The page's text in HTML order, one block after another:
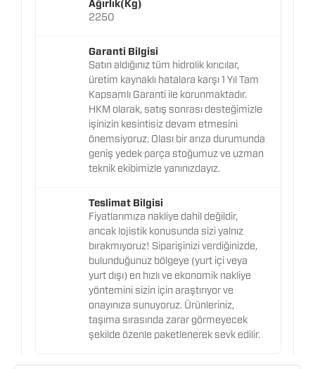
Ağırlık(Kg)
2250
Garanti Bilgisi
Satın aldığınız tüm hidrolik kırıcılar,
üretim kaynaklı hatalara karşı 1 Yıl Tam
Kapsamlı Garanti ile korunmaktadır.
HKM olarak, satış sonrası desteğimizle
işinizin kesintisiz devam etmesini
önemsiyoruz. Olası bir arıza durumunda
geniş yedek parça stoğumuz ve uzman
teknik ekibimizle yanınızdayız.
Teslimat Bilgisi
Fiyatlarımıza nakliye dahil değildir,
ancak lojistik konusunda sizi yalnız
bırakmıyoruz! Siparişinizi verdiğinizde,
bulunduğunuz bölgeye (yurt içi veya
yurt dışı) en hızlı ve ekonomik nakliye
yöntemini sizin için araştırıyor ve
onayınıza sunuyoruz. Ürünleriniz,
taşıma sırasında zarar görmeyecek
şekilde özenle paketlenerek sevk edilir.